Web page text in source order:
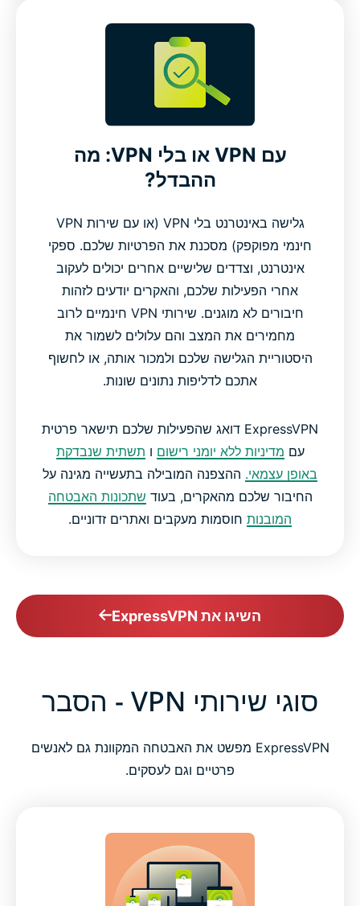
עם VPN או בלי VPN: מה
ההבדל?
גלישה באינטרנט בלי VPN (או עם שירות VPN
חינמי מפוקפק) מסכנת את הפרטיות שלכם. ספקי
אינטרנט, וצדדים שלישיים אחרים יכולים לעקוב
אחרי הפעילות שלכם, והאקרים יודעים לזהות
חיבורים לא מוגנים. שירותי VPN חינמיים לרוב
מחמירים את המצב והם עלולים לשמור את
היסטוריית הגלישה שלכם ולמכור אותה, או לחשוף
אתכם לדליפות נתונים שונות.
ExpressVPN דואג שהפעילות שלכם תישאר פרטית
עם מדיניות ללא יומני רישום ו תשתית שנבדקת
באופן עצמאי. ההצפנה המובילה בתעשייה מגינה על
החיבור שלכם מהאקרים, בעוד שתכונות האבטחה
המובנות חוסמות מעקבים ואתרים זדוניים.
השיגו את ExpressVPN
סוגי שירותי VPN - הסבר
ExpressVPN מפשט את האבטחה המקוונת גם לאנשים
פרטיים וגם לעסקים.